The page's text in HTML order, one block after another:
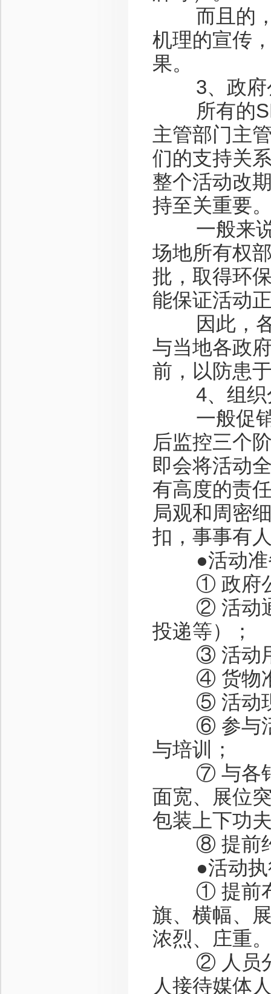
而且的，
机理的宣传
果。
3、政府
所有的SP
主管部门主
们的支持关
整个活动改
持至关重要
一般来说
场地所有权
批，取得环
能保证活动
因此，各
与当地各政
前，以防患
4、组织
一般促销
后监控三个
即会将活动
有高度的责
局观和周密
扣，事事有
●活动准
① 政府
② 活动通
投递等）；
③ 活动用
④ 货物
⑤ 活动现
⑥ 参与活
与培训；
⑦ 与各销
面宽、展位
包装上下功
⑧ 提前约
●活动执
① 提前布
旗、横幅、
浓烈、庄重
② 人员分
人接待媒体